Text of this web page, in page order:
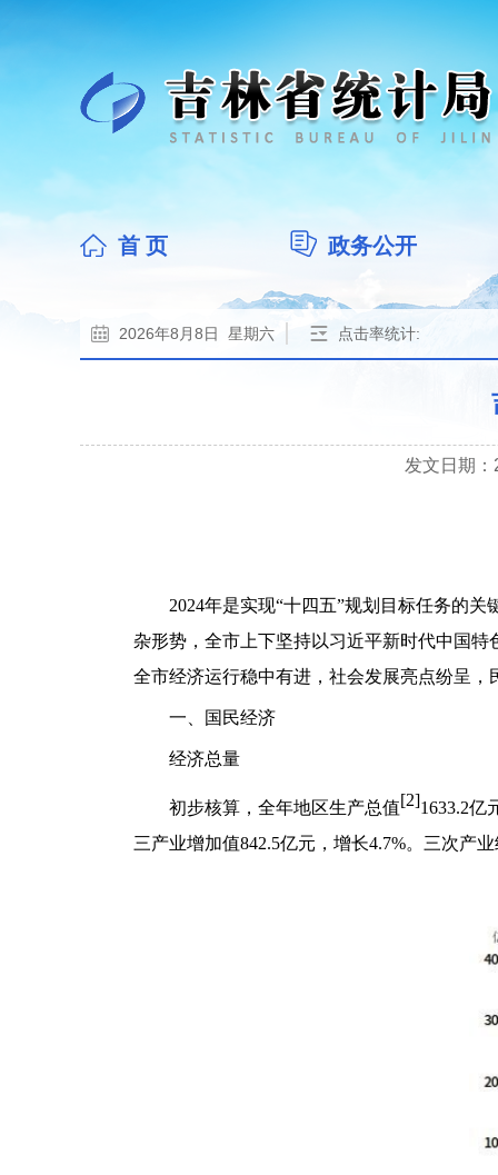
首 页 政务公开
2026年8月8日 星期六 点击率统计:
发文日期
2024年是实现“十四五”规划目标任务的
杂形势，全市上下坚持以习近平新时代中国
全市经济运行稳中有进，社会发展亮点纷呈
一、国民经济
经济总量
初步核算，全年地区生产总值[2]1633.2亿
三产业增加值842.5亿元，增长4.7%。三次产